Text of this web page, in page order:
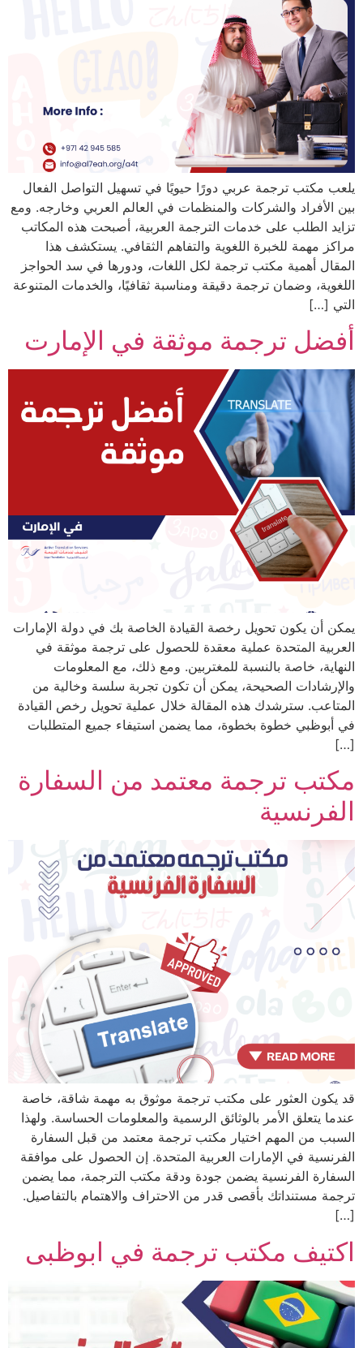
يلعب مكتب ترجمة عربي دورًا حيويًا في تسهيل التواصل الفعال
بين الأفراد والشركات والمنظمات في العالم العربي وخارجه. ومع
تزايد الطلب على خدمات الترجمة العربية، أصبحت هذه المكاتب
مراكز مهمة للخبرة اللغوية والتفاهم الثقافي. يستكشف هذا
المقال أهمية مكتب ترجمة لكل اللغات، ودورها في سد الحواجز
اللغوية، وضمان ترجمة دقيقة ومناسبة ثقافيًا، والخدمات المتنوعة
التي […]
أفضل ترجمة موثقة في الإمارت
يمكن أن يكون تحويل رخصة القيادة الخاصة بك في دولة الإمارات
العربية المتحدة عملية معقدة للحصول على ترجمة موثقة في
النهاية، خاصة بالنسبة للمغتربين. ومع ذلك، مع المعلومات
والإرشادات الصحيحة، يمكن أن تكون تجربة سلسة وخالية من
المتاعب. سترشدك هذه المقالة خلال عملية تحويل رخص القيادة
في أبوظبي خطوة بخطوة، مما يضمن استيفاء جميع المتطلبات
[…]
مكتب ترجمة معتمد من السفارة
الفرنسية
قد يكون العثور على مكتب ترجمة موثوق به مهمة شاقة، خاصة
عندما يتعلق الأمر بالوثائق الرسمية والمعلومات الحساسة. ولهذا
السبب من المهم اختيار مكتب ترجمة معتمد من قبل السفارة
الفرنسية في الإمارات العربية المتحدة. إن الحصول على موافقة
السفارة الفرنسية يضمن جودة ودقة مكتب الترجمة، مما يضمن
ترجمة مستنداتك بأقصى قدر من الاحتراف والاهتمام بالتفاصيل.
[…]
اكتيف مكتب ترجمة في ابوظبى